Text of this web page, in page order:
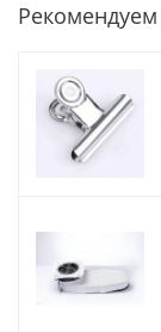
Рекомендуем